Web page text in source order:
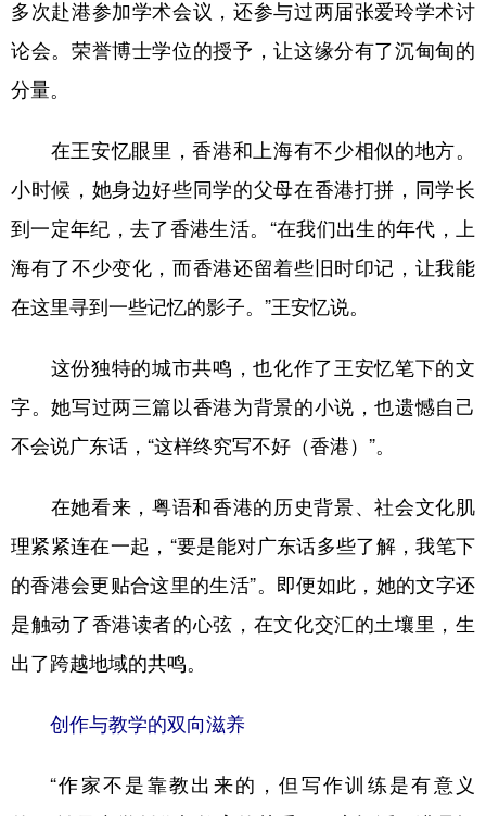
多次赴港参加学术会议，还参与过两届张爱玲学术讨
论会。荣誉博士学位的授予，让这缘分有了沉甸甸的
分量。
在王安忆眼里，香港和上海有不少相似的地方。
小时候，她身边好些同学的父母在香港打拼，同学长
到一定年纪，去了香港生活。“在我们出生的年代，上
海有了不少变化，而香港还留着些旧时印记，让我能
在这里寻到一些记忆的影子。”王安忆说。
这份独特的城市共鸣，也化作了王安忆笔下的文
字。她写过两三篇以香港为背景的小说，也遗憾自己
不会说广东话，“这样终究写不好（香港）”。
在她看来，粤语和香港的历史背景、社会文化肌
理紧紧连在一起，“要是能对广东话多些了解，我笔下
的香港会更贴合这里的生活”。即便如此，她的文字还
是触动了香港读者的心弦，在文化交汇的土壤里，生
出了跨越地域的共鸣。
创作与教学的双向滋养
“作家不是靠教出来的，但写作训练是有意义